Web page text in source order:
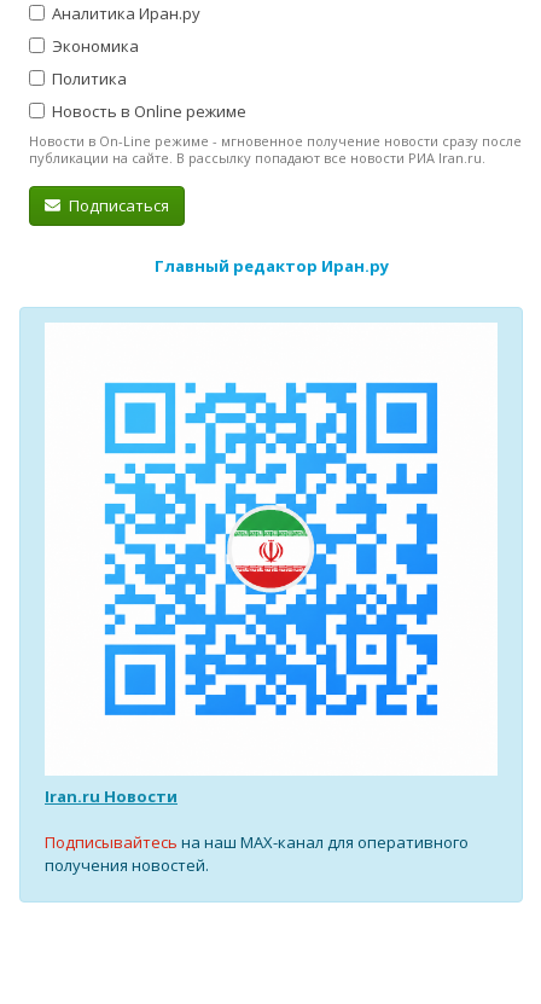
Аналитика Иран.ру
Экономика
Политика
Новость в Online режиме
Новости в On-Line режиме - мгновенное получение новости сразу после
публикации на сайте. В рассылку попадают все новости РИА Iran.ru.
Подписаться
Главный редактор Иран.ру
Iran.ru Новости
Подписывайтесь на наш MAX-канал для оперативного
получения новостей.